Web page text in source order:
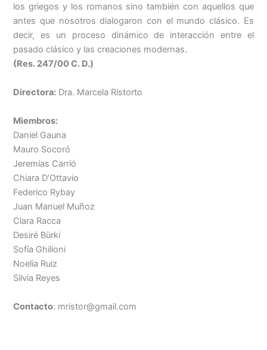
los griegos y los romanos sino también con aquellos que
antes que nosotros dialogaron con el mundo clásico. Es
decir, es un proceso dinámico de interacción entre el
pasado clásico y las creaciones modernas.
(Res. 247/00 C. D.)
Directora: Dra. Marcela Ristorto
Miembros:
Daniel Gauna
Mauro Socoró
Jeremías Carrió
Chiara D’Ottavio
Federico Rybay
Juan Manuel Muñoz
Clara Racca
Desiré Bürki
Sofía Ghilioni
Noelia Ruiz
Silvia Reyes
Contacto: mristor@gmail.com